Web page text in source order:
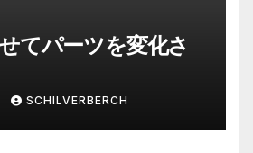
てパーツを変化さ
SCHILVERBERCH